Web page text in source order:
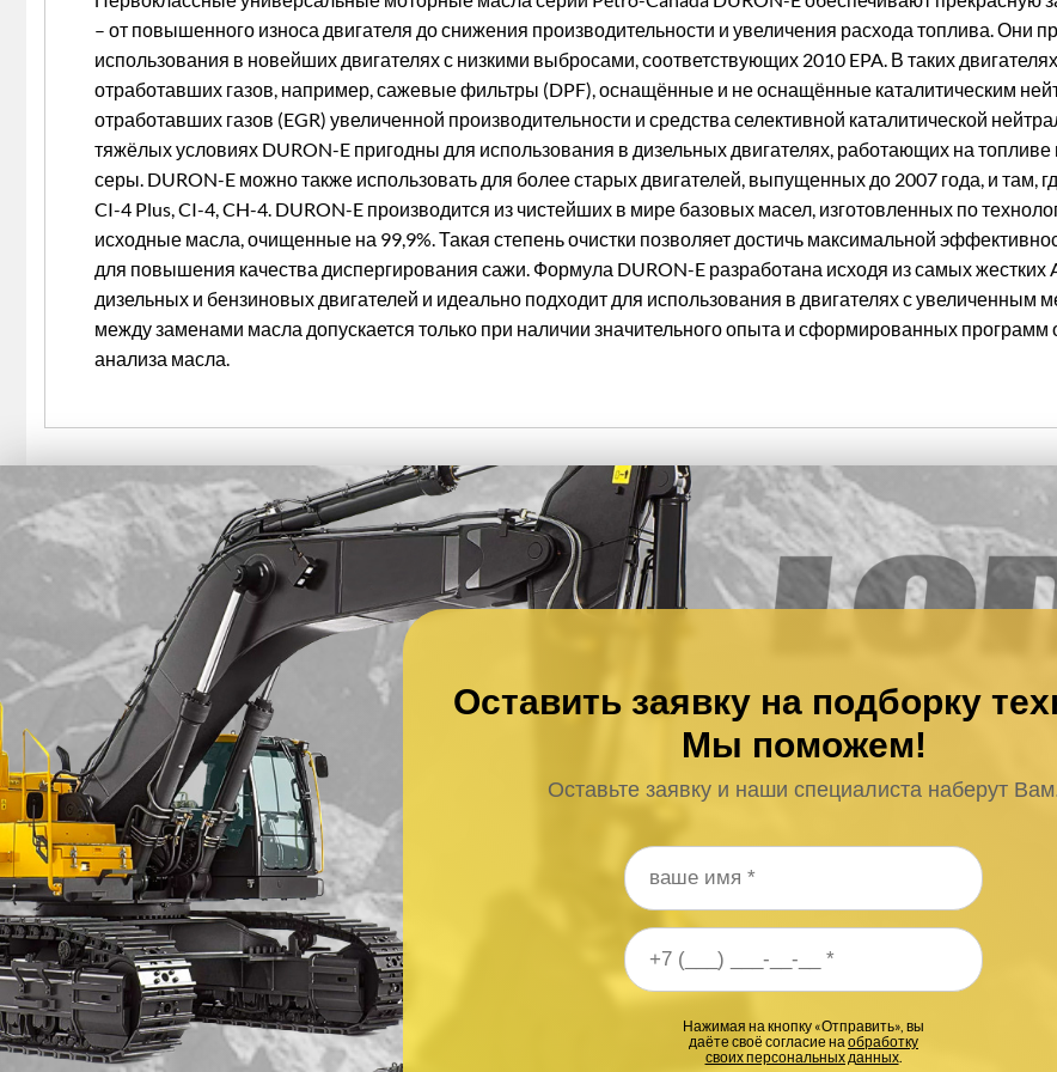
– от повышенного износа двигателя до снижения производительности и увеличения расхода топлива. Они
использования в новейших двигателях с низкими выбросами, соответствующих 2010 EPA. В таких
отработавших газов, например, сажевые фильтры (DPF), оснащённые и не оснащённые каталитическим
отработавших газов (EGR) увеличенной производительности и средства селективной каталитической
тяжёлых условиях DURON-E пригодны для использования в дизельных двигателях, работающих на топливе
серы. DURON-E можно также использовать для более старых двигателей, выпущенных до 2007 года, и там,
CI-4 Plus, CI-4, CH-4. DURON-E производится из чистейших в мире базовых масел, изготовленных по
исходные масла, очищенные на 99,9%. Такая степень очистки позволяет достичь максимальной
для повышения качества диспергирования сажи. Формула DURON-E разработана исходя из самых жестких
дизельных и бензиновых двигателей и идеально подходит для использования в двигателях с
между заменами масла допускается только при наличии значительного опыта и сформированных
анализа масла.
Оставить заявку на подборку
Мы поможем!
Оставьте заявку и наши специалиста наберут
Ваш номер телефона
Нажимая на кнопку «Отправить», вы
даёте своё согласие на обработку
своих персональных данных.